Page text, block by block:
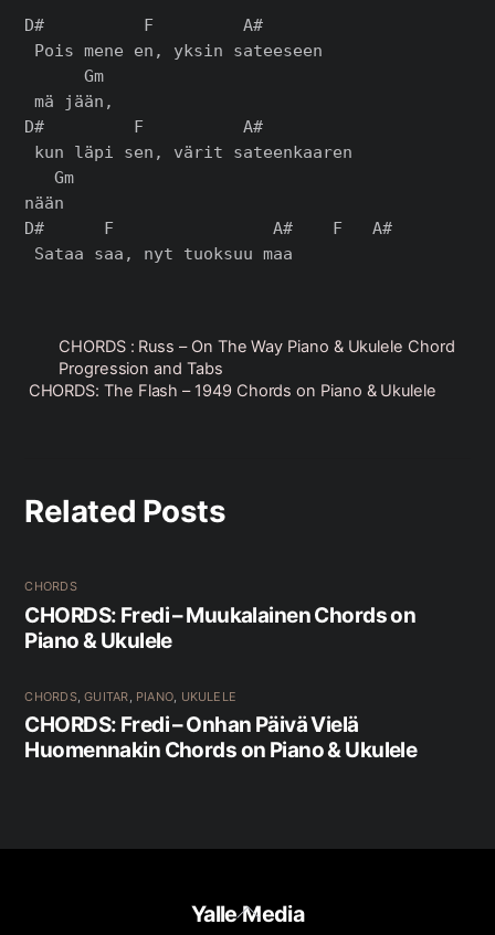
D#          F         A#
Pois mene en, yksin sateeseen
      Gm
mä jään,
D#         F          A#
kun läpi sen, värit sateenkaaren
   Gm
nään
D#      F                A#    F   A#
CHORDS : Russ – On The Way Piano & Ukulele Chord
Progression and Tabs
CHORDS: The Flash – 1949 Chords on Piano & Ukulele
Related Posts
CHORDS
CHORDS: Fredi – Muukalainen Chords on
Piano & Ukulele
CHORDS,GUITAR, PIANO, UKULELE
CHORDS: Fredi – Onhan Päivä Vielä
Huomennakin Chords on Piano & Ukulele
Back
To
Yalle Media